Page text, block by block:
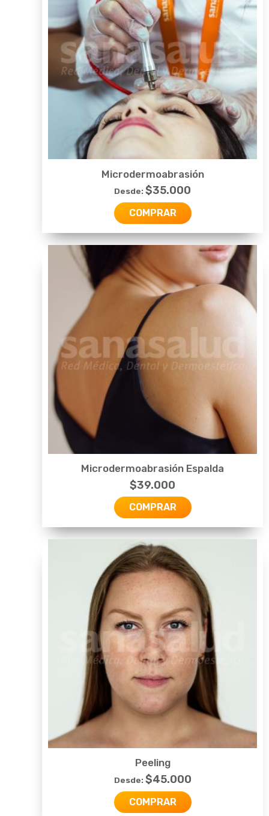
Microdermoabrasión
Desde: $35.000
COMPRAR
Microdermoabrasión Espalda
$39.000
COMPRAR
Peeling
Desde: $45.000
COMPRAR